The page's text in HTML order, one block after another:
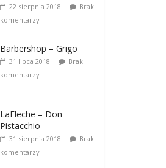
22 sierpnia 2018
Brak
komentarzy
Barbershop – Grigo
31 lipca 2018
Brak
komentarzy
LaFleche – Don
Pistacchio
31 sierpnia 2018
Brak
komentarzy